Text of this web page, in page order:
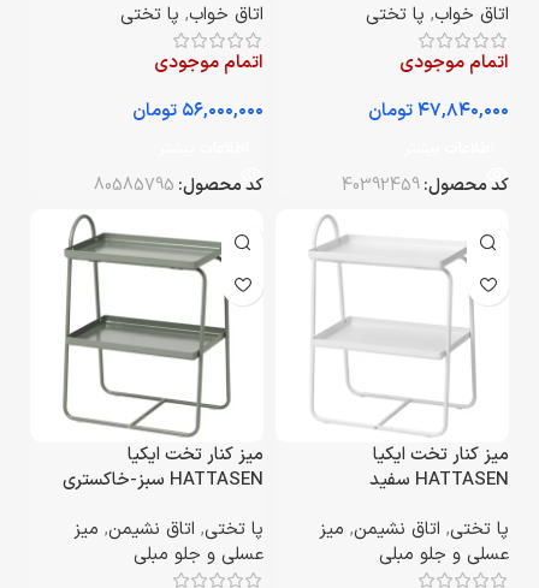
اتاق خواب, پا تختی
اتمام موجودی
تومان
کد محصول:40392459
اتاق خواب, پا تختی
اتمام موجودی
تومان
کد محصول: 80585795
میز کنار تخت ایکیا
HATTASEN سفید
پا تختی, اتاق نشیمن, میز
عسلی و جلو مبلی
میز کنار تخت ایکیا
HATTASEN سبز-خاکستری
پا تختی, اتاق نشیمن, میز
عسلی و جلو مبلی